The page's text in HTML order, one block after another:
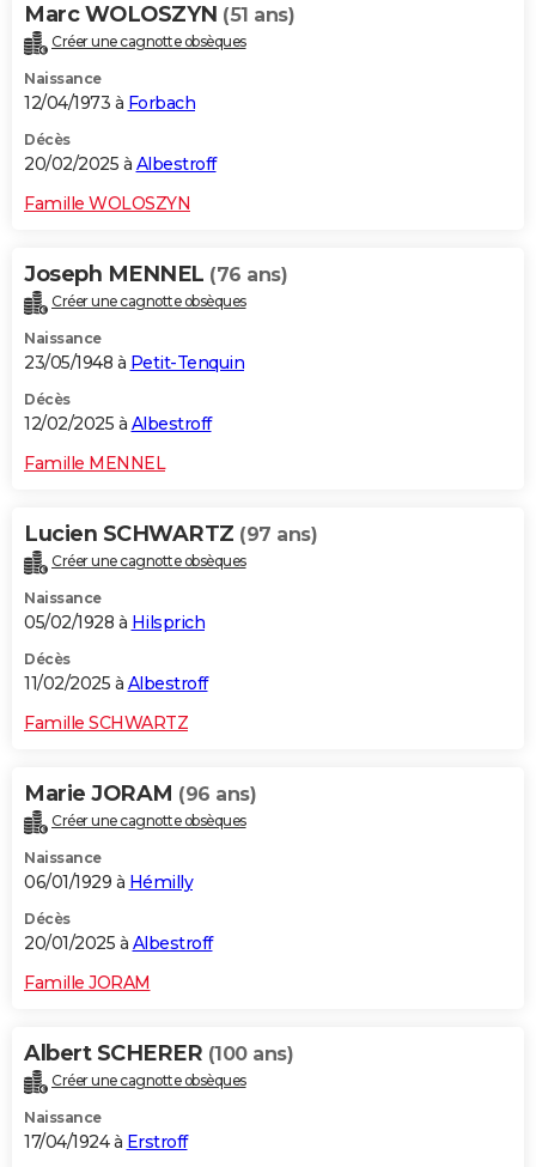
Marc WOLOSZYN (51 ans)
Créer une cagnotte obsèques
Naissance
12/04/1973 à Forbach
Décès
20/02/2025 à Albestroff
Famille WOLOSZYN
Joseph MENNEL (76 ans)
Créer une cagnotte obsèques
Naissance
23/05/1948 à Petit-Tenquin
Décès
12/02/2025 à Albestroff
Famille MENNEL
Lucien SCHWARTZ (97 ans)
Créer une cagnotte obsèques
Naissance
05/02/1928 à Hilsprich
Décès
11/02/2025 à Albestroff
Famille SCHWARTZ
Marie JORAM (96 ans)
Créer une cagnotte obsèques
Naissance
06/01/1929 à Hémilly
Décès
20/01/2025 à Albestroff
Famille JORAM
Albert SCHERER (100 ans)
Créer une cagnotte obsèques
Naissance
17/04/1924 à Erstroff